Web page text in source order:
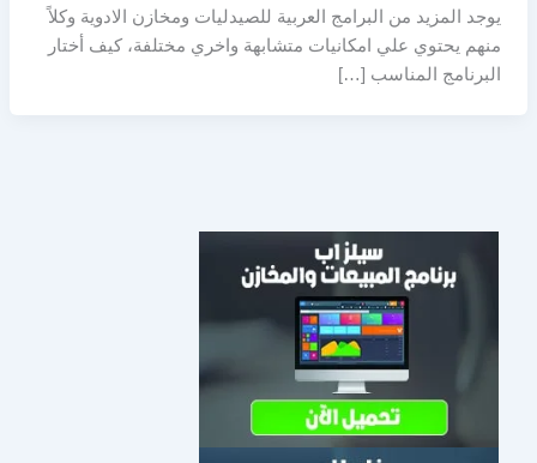
يوجد المزيد من البرامج العربية للصيدليات ومخازن الادوية وكلاً
منهم يحتوي علي امكانيات متشابهة واخري مختلفة، كيف أختار
البرنامج المناسب […]